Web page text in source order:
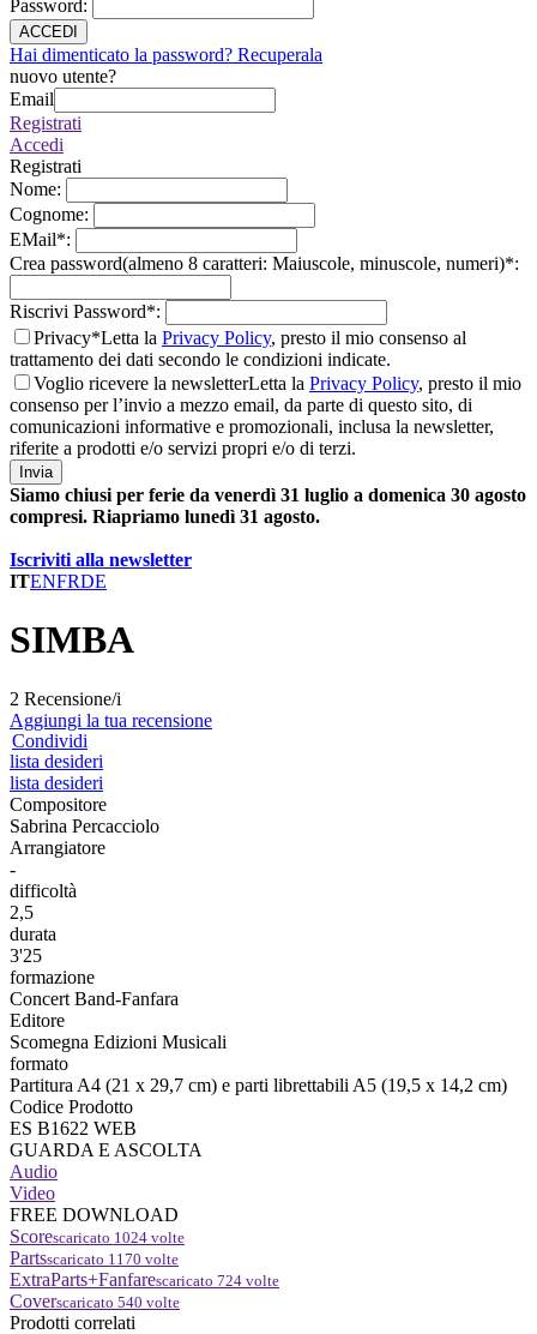
Password:
ACCEDI
Hai dimenticato la password? Recuperala
nuovo utente?
Email
Registrati
Accedi
Registrati
Nome:
Cognome:
EMail*:
Crea password(almeno 8 caratteri: Maiuscole, minuscole, numeri)*:
Riscrivi Password*:
Privacy*Letta la Privacy Policy, presto il mio consenso al
trattamento dei dati secondo le condizioni indicate.
Voglio ricevere la newsletterLetta la Privacy Policy, presto il mio
consenso per l’invio a mezzo email, da parte di questo sito, di
comunicazioni informative e promozionali, inclusa la newsletter,
riferite a prodotti e/o servizi propri e/o di terzi.
Invia
Siamo chiusi per ferie da venerdì 31 luglio a domenica 30 agosto
compresi. Riapriamo lunedì 31 agosto.
Iscriviti alla newsletter
ITENFRDE
SIMBA
2 Recensione/i
Aggiungi la tua recensione
Condividi
lista desideri
lista desideri
Compositore
Sabrina Percacciolo
Arrangiatore
-
difficoltà
2,5
durata
3'25
formazione
Concert Band-Fanfara
Editore
Scomegna Edizioni Musicali
formato
Partitura A4 (21 x 29,7 cm) e parti librettabili A5 (19,5 x 14,2 cm)
Codice Prodotto
ES B1622 WEB
GUARDA E ASCOLTA
Audio
Video
FREE DOWNLOAD
Scorescaricato 1024 volte
Partsscaricato 1170 volte
ExtraParts+Fanfarescaricato 724 volte
Coverscaricato 540 volte
Prodotti correlati